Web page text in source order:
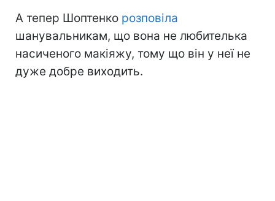
А тепер Шоптенко розповіла
шанувальникам, що вона не любителька
насиченого макіяжу, тому що він у неї не
дуже добре виходить.